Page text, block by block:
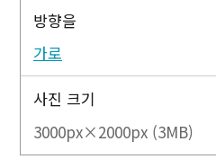
방향을
가로
사진 크기
3000px×2000px (3MB)